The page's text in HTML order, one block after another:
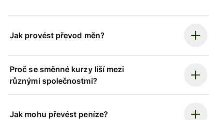
Jak provést převod měn?
Proč se směnné kurzy liší mezi
různými společnostmi?
Jak mohu převést peníze?